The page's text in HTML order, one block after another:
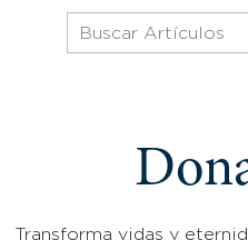
Transforma vidas y